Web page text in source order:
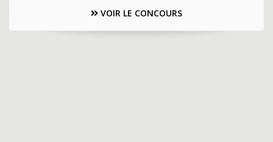
VOIR LE CONCOURS